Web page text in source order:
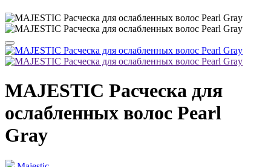
MAJESTIC Расческа для
ослабленных волос Pearl
Gray